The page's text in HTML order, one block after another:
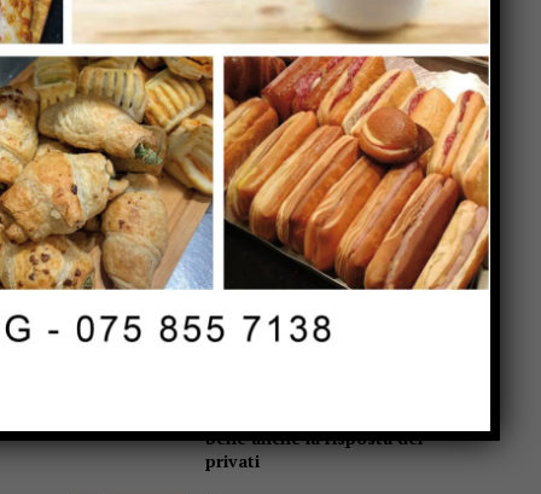
Website:
Popular
Incendio a Casaccia, nel
comune di Monte Santa
Maria Tiberina: rogo in fase
di contenimento
Monte Santa Maria Tiberina:
incendio tra Casaccia e
Rovereto di Marcignano, il
soccorritori
bene anche la risposta dei
privati